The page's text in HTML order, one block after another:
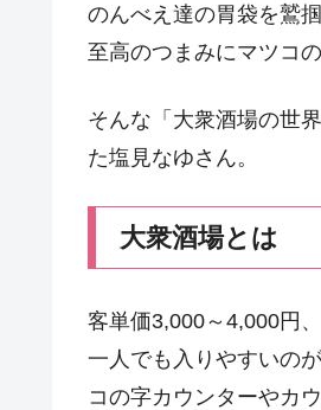
のんべえ達の胃袋を鷲
至高のつまみにマツコ
そんな「大衆酒場の世
た塩見なゆさん。
大衆酒場とは
客単価3,000～4,000円
一人でも入りやすいのが
コの字カウンターやカ